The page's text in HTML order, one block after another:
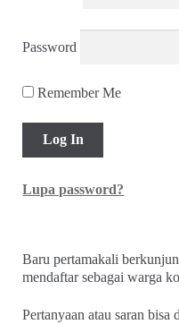
Password
Remember Me
Lupa password?
Baru pertamakali
mendaftar sebagai warga
Pertanyaan atau saran